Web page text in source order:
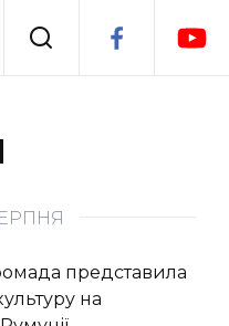
представила
на